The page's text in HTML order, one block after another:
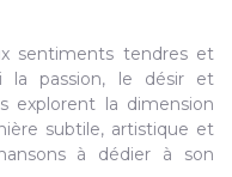
sentiments tendres et
la passion, le désir et
explorent la dimension
subtile, artistique et
à dédier à son